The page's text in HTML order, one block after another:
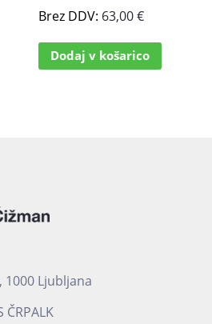
51,85 €
86,99 €
Možnosti
Brez DDV: 63,00€
Dodaj v košarico
1000 Ljubljana
ČRPALK